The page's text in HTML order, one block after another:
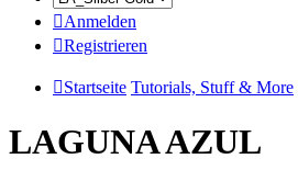
Anmelden
Registrieren
Startseite Tutorials, Stuff & More
LAGUNA AZUL